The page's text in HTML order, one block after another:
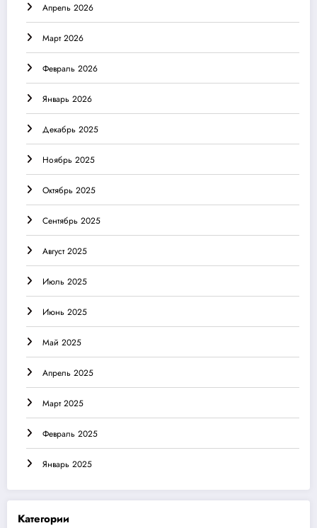
Апрель 2026
Март 2026
Февраль 2026
Январь 2026
Декабрь 2025
Ноябрь 2025
Октябрь 2025
Сентябрь 2025
Август 2025
Июль 2025
Июнь 2025
Май 2025
Апрель 2025
Март 2025
Февраль 2025
Январь 2025
Категории